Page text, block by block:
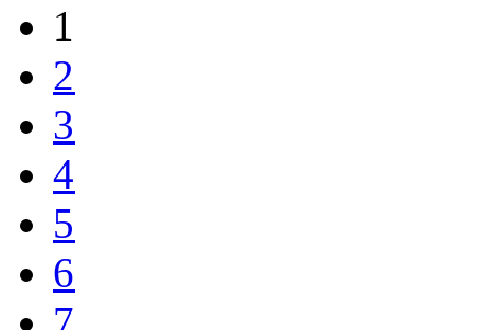
1
2
3
4
5
6